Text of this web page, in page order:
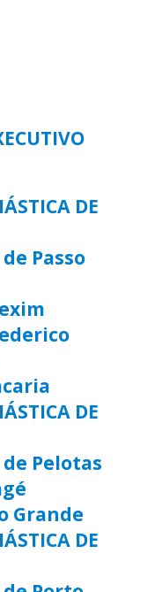
DE
Passo
DE
Pelotas
Grande
DE